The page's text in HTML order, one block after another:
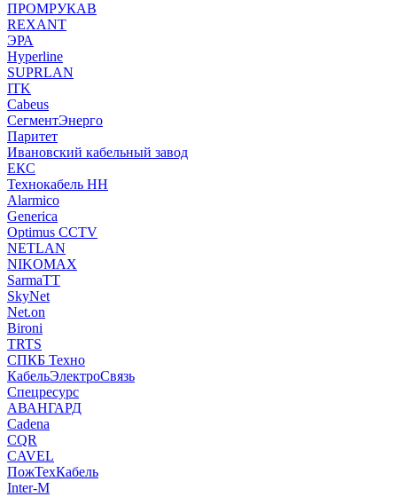
ПРОМРУКАВ
REXANT
ЭРА
Hyperline
SUPRLAN
ITK
Cabeus
СегментЭнерго
Паритет
Ивановский кабельный завод
ЕКС
Технокабель НН
Alarmico
Generica
Optimus CCTV
NETLAN
NIKOMAX
SarmaTT
SkyNet
Net.on
Bironi
TRTS
СПКБ Техно
КабельЭлектроСвязь
Спецресурс
АВАНГАРД
Cadena
CQR
CAVEL
ПожТехКабель
Inter-M